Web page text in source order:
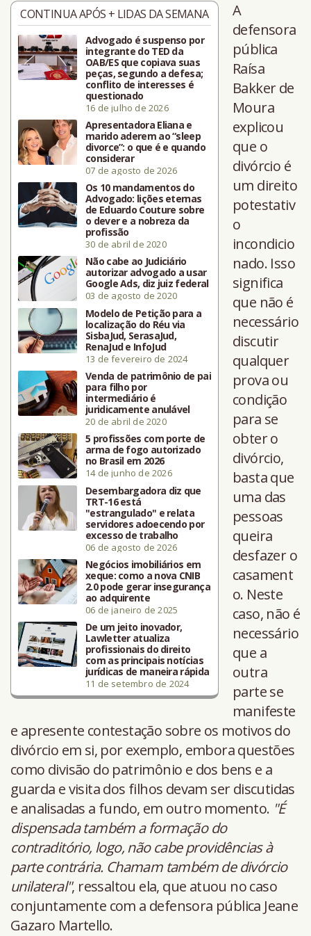
CONTINUA APÓS + LIDAS DA SEMANA
Advogado é suspenso por
integrante do TED da
OAB/ES que copiava suas
peças, segundo a defesa;
conflito de interesses é
questionado
16 de julho de 2026
Apresentadora Eliana e
marido aderem ao “sleep
divorce”: o que é e quando
considerar
07 de agosto de 2026
Os 10 mandamentos do
Advogado: lições eternas
de Eduardo Couture sobre
o dever e a nobreza da
profissão
30 de abril de 2020
Não cabe ao Judiciário
autorizar advogado a usar
Google Ads, diz juiz federal
03 de agosto de 2020
Modelo de Petição para a
localização do Réu via
SisbaJud, SerasaJud,
RenaJud e InfoJud
13 de fevereiro de 2024
Venda de patrimônio de pai
para filho por
intermediário é
juridicamente anulável
20 de abril de 2020
5 profissões com porte de
arma de fogo autorizado
no Brasil em 2026
14 de junho de 2026
Desembargadora diz que
TRT-16 está
"estrangulado" e relata
servidores adoecendo por
excesso de trabalho
06 de agosto de 2026
Negócios imobiliários em
xeque: como a nova CNIB
2.0 pode gerar insegurança
ao adquirente
06 de janeiro de 2025
De um jeito inovador,
Lawletter atualiza
profissionais do direito
com as principais notícias
jurídicas de maneira rápida
11 de setembro de 2024
A
defensora
pública
Raísa
Bakker de
Moura
explicou
que o
divórcio é
um direito
potestativ
o
incondicio
nado. Isso
significa
que não é
necessário
discutir
qualquer
prova ou
condição
para se
obter o
divórcio,
basta que
uma das
pessoas
queira
desfazer o
casament
o. Neste
caso, não é
necessário
que a
outra
parte se
manifeste
e apresente contestação sobre os motivos do
divórcio em si, por exemplo, embora questões
como divisão do patrimônio e dos bens e a
guarda e visita dos filhos devam ser discutidas
e analisadas a fundo, em outro momento. "É
dispensada também a formação do
contraditório, logo, não cabe providências à
parte contrária. Chamam também de divórcio
unilateral", ressaltou ela, que atuou no caso
conjuntamente com a defensora pública Jeane
Gazaro Martello.